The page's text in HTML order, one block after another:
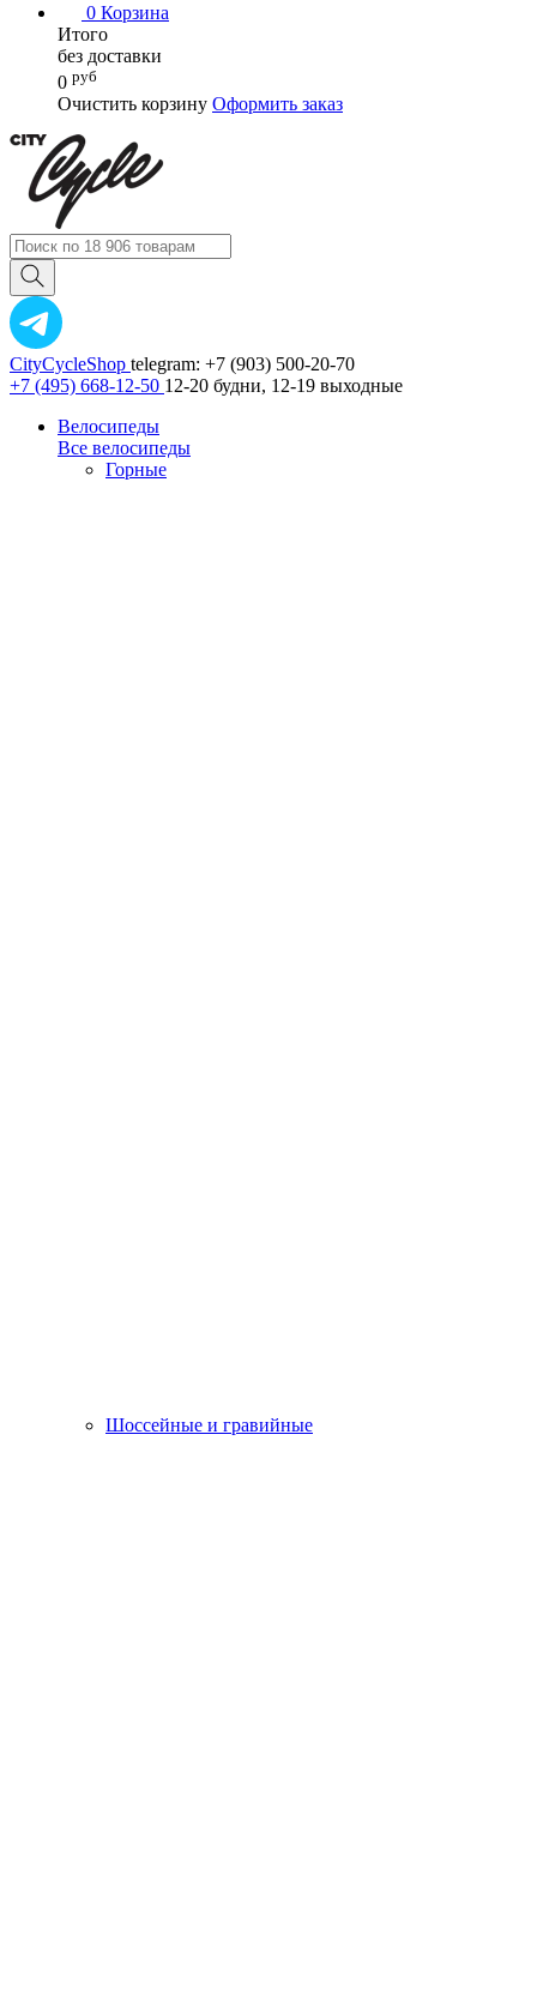
0 Корзина
Итого
без доставки
0 руб
Очистить корзину Оформить заказ
CityCycleShop telegram: +7 (903) 500-20-70
+7 (495) 668-12-50 12-20 будни, 12-19 выходные
Велосипеды
Все велосипеды
Горные
Шоссейные и гравийные